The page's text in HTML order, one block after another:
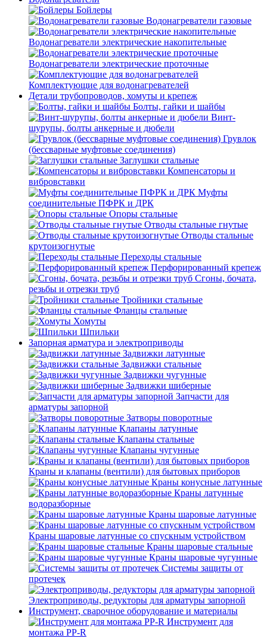
Бойлеры
Водонагреватели газовые
Водонагреватели электрические накопительные
Водонагреватели электрические проточные
Комплектующие для водонагревателей
Детали трубопроводов, хомуты и крепеж
Болты, гайки и шайбы
Винт-
шурупы, болты анкерные и дюбели
Грувлок
(бессварные муфтовые соединения)
Заглушки стальные
Компенсаторы и
вибровставки
Муфты
соединительные ПФРК и ДРК
Опоры стальные
Отводы стальные гнутые
Отводы стальные
крутоизогнутые
Переходы стальные
Перфорированный крепеж
Сгоны, бочата,
резьбы и отрезки труб
Тройники стальные
Фланцы стальные
Хомуты
Шпильки
Запорная арматура и электроприводы
Задвижки латунные
Задвижки стальные
Задвижки чугунные
Задвижки шиберные
Запчасти для
арматуры запорной
Затворы поворотные
Клапаны латунные
Клапаны стальные
Клапаны чугунные
Краны и клапаны (вентили) для бытовых приборов
Краны конусные латунные
Краны латунные
водоразборные
Краны шаровые латунные
Краны шаровые латунные со спускным устройством
Краны шаровые стальные
Краны шаровые чугунные
Системы защиты от
протечек
Электроприводы, редукторы для арматуры запорной
Инструмент, сварочное оборудование и материалы
Инструмент для
монтажа PP-R